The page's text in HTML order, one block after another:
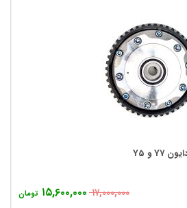
۱۷,۰۰۰,۰۰۰ ۱۵,۶۰۰,۰۰۰ تومان